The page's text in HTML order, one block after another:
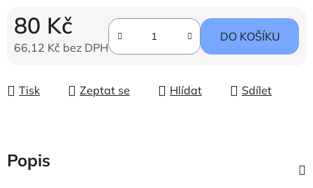
80 Kč
66,12 Kč bez DPH
DO KOŠÍKU
Tisk Zeptat se Hlídat Sdílet
Popis